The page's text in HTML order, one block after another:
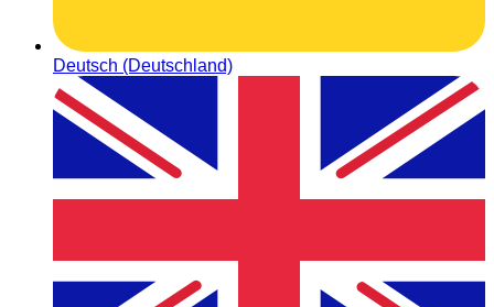
Deutsch (Deutschland)